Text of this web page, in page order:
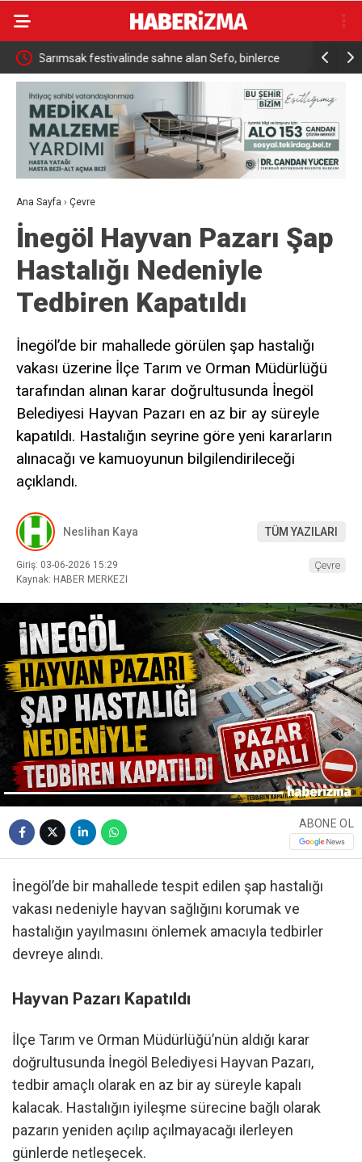
Sanatçı Cansever hayatını kaybetti Türkiye,
Ana Sayfa › Çevre
İnegöl Hayvan Pazarı Şap
Hastalığı Nedeniyle
Tedbiren Kapatıldı
İnegöl’de bir mahallede görülen şap hastalığı
vakası üzerine İlçe Tarım ve Orman Müdürlüğü
tarafından alınan karar doğrultusunda İnegöl
Belediyesi Hayvan Pazarı en az bir ay süreyle
kapatıldı. Hastalığın seyrine göre yeni kararların
alınacağı ve kamuoyunun bilgilendirileceği
açıklandı.
Neslihan Kaya TÜM YAZILARI
Giriş: 03-06-2026 15:29
Kaynak: HABER MERKEZI
Çevre
ABONE OL
İnegöl’de bir mahallede tespit edilen şap hastalığı
vakası nedeniyle hayvan sağlığını korumak ve
hastalığın yayılmasını önlemek amacıyla tedbirler
devreye alındı.
Hayvan Pazarı Kapatıldı
İlçe Tarım ve Orman Müdürlüğü’nün aldığı karar
doğrultusunda İnegöl Belediyesi Hayvan Pazarı,
tedbir amaçlı olarak en az bir ay süreyle kapalı
kalacak. Hastalığın iyileşme sürecine bağlı olarak
pazarın yeniden açılıp açılmayacağı ilerleyen
günlerde netleşecek.